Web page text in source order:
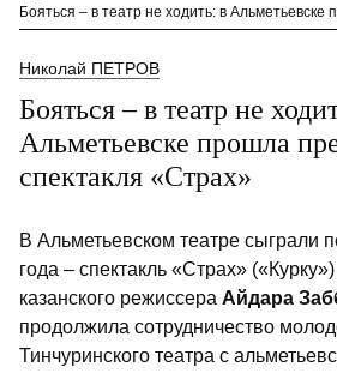
Николай ПЕТРОВ
Бояться – в театр не
Альметьевске прошла
спектакля «Страх»
В Альметьевском театре сыграли
года – спектакль «Страх»
казанского режиссера Айдара
продолжила сотрудничество
Тинчуринского театра с